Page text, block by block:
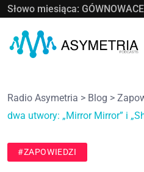
Słowo miesiąca:
Radio Asymetria > Blog >
dwa utwory: „Mirror Mirror” i
#ZAPOWIEDZI